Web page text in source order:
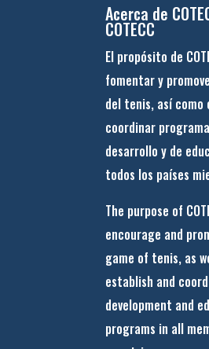
Acerca de
COTECC
El propósito de
fomentar y
del tenis, así
coordinar
desarrollo y de
todos los países
The purpose of
encourage and
game of tenis, as
establish and
development and
programs in all